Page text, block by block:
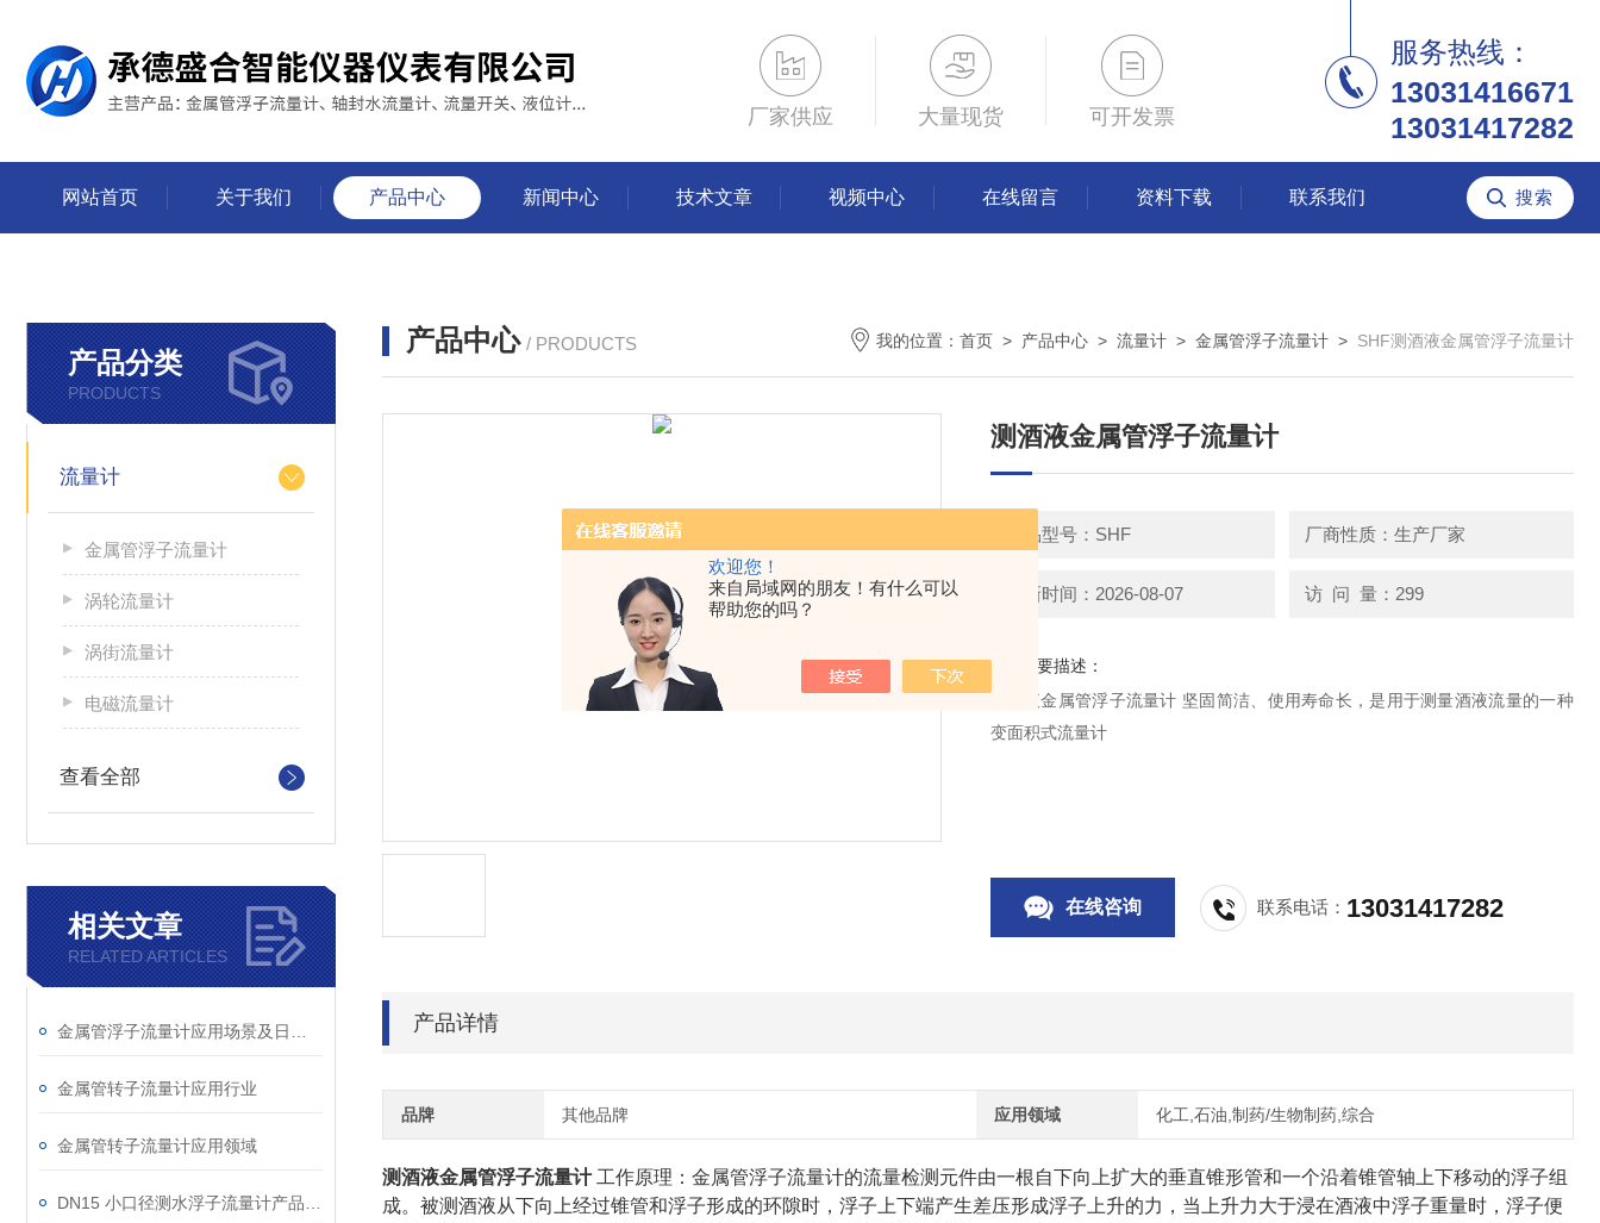
欢迎您！
来自局域网的朋友！有什么可以
帮助您的吗？
厂家供应 大量现货 可开发票
服务热线：
13031416671
13031417282
网站首页 关于我们 产品中心 新闻中心 技术文章 视频中心 在线留言 资料下载 联系我们
产品分类
PRODUCTS
流量计
金属管浮子流量计
涡轮流量计
涡街流量计
电磁流量计
查看全部
相关文章
RELATED ARTICLES
金属管转子流量计应用行业
金属管转子流量计应用领域
产品中心 / PRODUCTS 我的位置： 首页 > 产品中心 > 流量计 > 金属管浮子流量计 > SHF测酒液金属管浮子流量计
测酒液金属管浮子流量计
产品型号：SHF 厂商性质：生产厂家
更新时间：2026-08-07 访 问 量：299
简要描述：
测酒液金属管浮子流量计 坚固简洁、使用寿命长，是用于测量酒液流量的一种
变面积式流量计
在线咨询 联系电话： 13031417282
产品详情
品牌 其他品牌 应用领域 化工,石油,制药/生物制药,综合
测酒液金属管浮子流量计 工作原理：金属管浮子流量计的流量检测元件由一根自下向上扩大的垂直锥形管和一个沿着锥管轴上下移动的浮子组
成。被测酒液从下向上经过锥管和浮子形成的环隙时，浮子上下端产生差压形成浮子上升的力，当上升力大于浸在酒液中浮子重量时，浮子便